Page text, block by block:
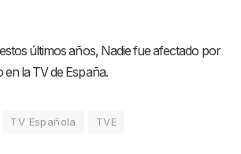
últimos años, Nadie fue afectado por
la TV de España.
TV Española TVE